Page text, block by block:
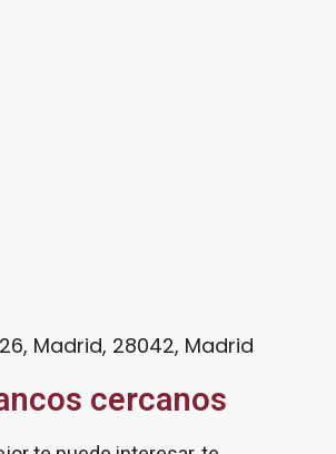
Madrid, 28042, Madrid
cercanos